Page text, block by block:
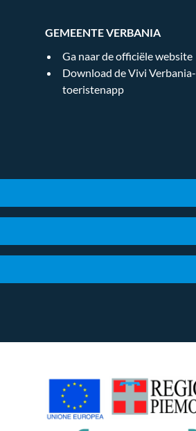
GEMEENTE VERBANIA
Ga naar de officiële website
Download de Vivi Verbania-
toeristenapp